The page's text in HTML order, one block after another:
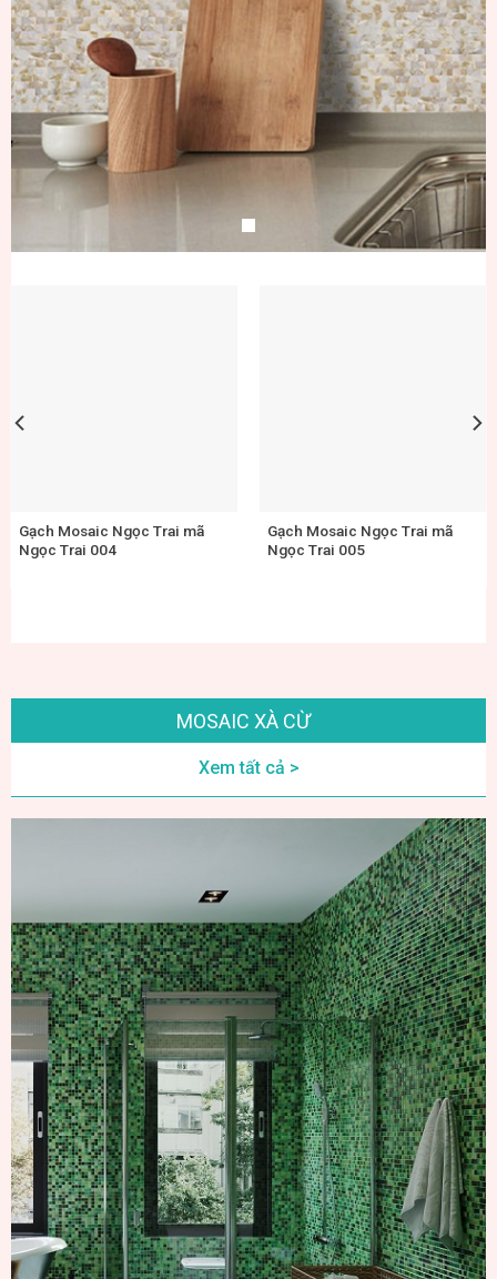
Gạch Mosaic Ngọc Trai mã
Ngọc Trai 006
Gạch Mosaic Ngọc Trai mã
Ngọc Trai 008
MOSAIC XÀ CỪ
Xem tất cả >